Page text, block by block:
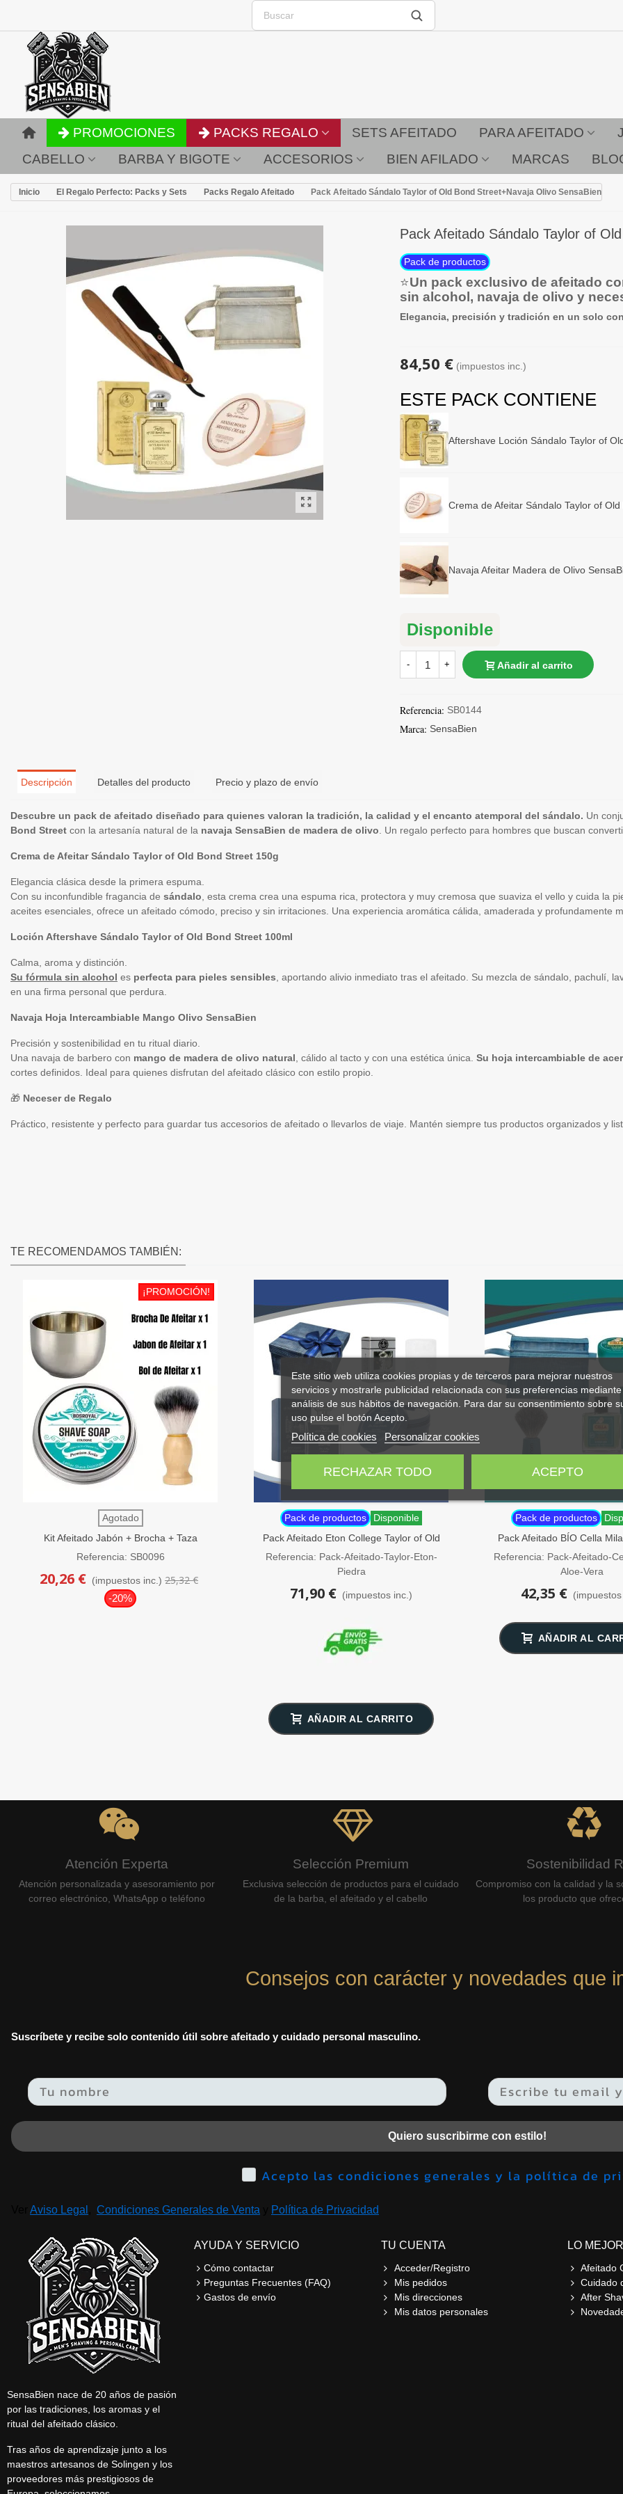
PROMOCIONES PACKS REGALO SETS AFEITADO PARA AFEITADO
CABELLO
BARBA Y BIGOTE ACCESORIOS BIEN AFILADO MARCAS
Inicio El Regalo Perfecto: Packs y Sets Packs Regalo Afeitado Pack Afeitado Sándalo Taylor of Old Bond Street+Navaja Olivo SensaBien
Pack Afeitado Sándalo Taylor of
Pack de productos
⭐Un pack exclusivo de afeitado
sin alcohol, navaja de olivo y
Elegancia, precisión y tradición en un solo
84,50 € (impuestos inc.)
ESTE PACK CONTIENE
Aftershave Loción Sándalo Taylor of
Crema de Afeitar Sándalo Taylor of
Navaja Afeitar Madera de Olivo
Disponible
- + Añadir al carrito
Referencia: SB0144
Marca: SensaBien
Descripción Detalles del producto Precio y plazo de envío
Descubre un pack de afeitado diseñado para quienes valoran la tradición, la calidad y el encanto atemporal del sándalo. Un
Bond Street con la artesanía natural de la navaja SensaBien de madera de olivo . Un regalo perfecto para hombres que buscan
Crema de Afeitar Sándalo Taylor of Old Bond Street 150g
Elegancia clásica desde la primera espuma.
Con su inconfundible fragancia de sándalo , esta crema crea una espuma rica, protectora y muy cremosa que suaviza el vello y cuida la
aceites esenciales, ofrece un afeitado cómodo, preciso y sin irritaciones. Una experiencia aromática cálida, amaderada y profundamente
Loción Aftershave Sándalo Taylor of Old Bond Street 100ml
Calma, aroma y distinción.
Su fórmula sin alcohol es perfecta para pieles sensibles , aportando alivio inmediato tras el afeitado. Su mezcla de sándalo, pachulí,
en una firma personal que perdura.
Navaja Hoja Intercambiable Mango Olivo SensaBien
Precisión y sostenibilidad en tu ritual diario.
Una navaja de barbero con mango de madera de olivo natural , cálido al tacto y con una estética única. Su hoja intercambiable de
cortes definidos. Ideal para quienes disfrutan del afeitado clásico con estilo propio.
🎁 Neceser de Regalo
Práctico, resistente y perfecto para guardar tus accesorios de afeitado o llevarlos de viaje. Mantén siempre tus productos organizados y
TE RECOMENDAMOS TAMBIÉN:
¡PROMOCIÓN!
Agotado
Kit Afeitado Jabón + Brocha + Taza
SensaBien
Referencia: SB0096
20,26 € (impuestos inc.) 25,32 €
-20%
Pack de productos
Disponible
Pack Afeitado Eton College Taylor of Old
Bond Street
Referencia: Pack-Afeitado-Taylor-Eton-
Piedra
71,90 € (impuestos inc.)
AÑADIR AL CARRITO
Pack de productos
Pack Afeitado BÍO Cella
Aftershave y Brocha
Referencia: Pack-Afeitado-
Aloe-Vera
42,35 €
AÑADIR AL
Este sitio web utiliza cookies propias y de terceros para mejorar nuestros
servicios y mostrarle publicidad relacionada con sus preferencias mediante
análisis de sus hábitos de navegación. Para dar su consentimiento sobre
uso pulse el botón Acepto.
Política de cookies Personalizar cookies
RECHAZAR TODO ACEPTO
Atención Experta
Atención personalizada y asesoramiento por
correo electrónico, WhatsApp o teléfono
Selección Premium
Exclusiva selección de productos para el cuidado
de la barba, el afeitado y el cabello
Sostenibilidad
Compromiso con la calidad y la
los producto que
Consejos con carácter y novedades que
Suscríbete y recibe solo contenido útil sobre afeitado y cuidado personal masculino.
Email
Quiero suscribirme con estilo!
Acepto las condiciones generales y la política
Aviso Legal Condiciones Generales de Venta Política de Privacidad
SensaBien nace de 20 años de pasión
por las tradiciones, los aromas y el
ritual del afeitado clásico.
Tras años de aprendizaje junto a los
maestros artesanos de Solingen y los
proveedores más prestigiosos de
AYUDA Y SERVICIO
Cómo contactar
Preguntas Frecuentes (FAQ)
Gastos de envío
TU CUENTA
Acceder/Registro
Mis pedidos
Mis direcciones
Mis datos personales
LO
Afeitado
Cuidado
After